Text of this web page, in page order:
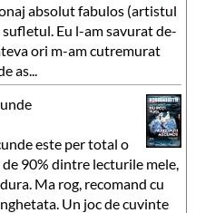
absolut fabulos (artistul
Eu l-am savurat de-
ori m-am cutremurat
as...
este per total o
90% dintre lecturile mele,
Ma rog, recomand cu
Un joc de cuvinte